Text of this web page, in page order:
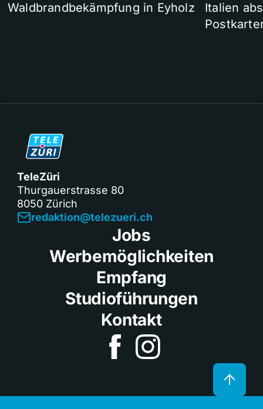
Waldbrandbekämpfung in Eyholz
Italien
TeleZüri
Thurgauerstrasse 80
8050 Zürich
redaktion@telezueri.ch
Jobs
Werbemöglichkeiten
Empfang
Studioführungen
Kontakt